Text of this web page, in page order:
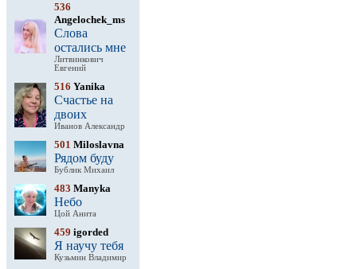
536
Angelochek_ms
Слова
остались мне
Литвинкович
Евгений
516 Yanika
Счастье на
двоих
Иванов Александр
501 Miloslavna
Рядом буду
Бублик Михаил
483 Manyka
Небо
Цой Анита
459 igorded
Я научу тебя
Кузьмин Владимир